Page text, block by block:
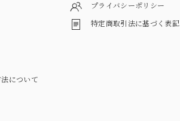
について
プライバシーポリシー
特定商取引法に基づく表記